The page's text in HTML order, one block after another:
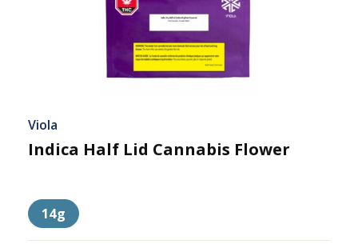
Viola
Indica Half Lid Cannabis Flower
14g